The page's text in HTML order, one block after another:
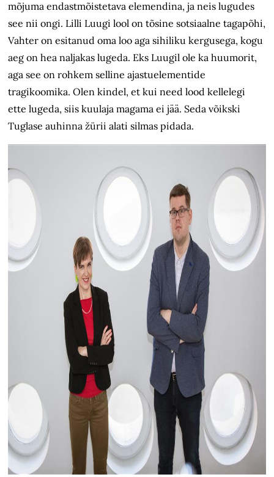
mõjuma endastmõistetava elemendina, ja neis lugudes
see nii ongi. Lilli Luugi lool on tõsine sotsiaalne tagapõhi,
Vahter on esitanud oma loo aga sihiliku kergusega, kogu
aeg on hea naljakas lugeda. Eks Luugil ole ka huumorit,
aga see on rohkem selline ajastuelementide
tragikoomika. Olen kindel, et kui need lood kellelegi
ette lugeda, siis kuulaja magama ei jää. Seda võikski
Tuglase auhinna žürii alati silmas pidada.